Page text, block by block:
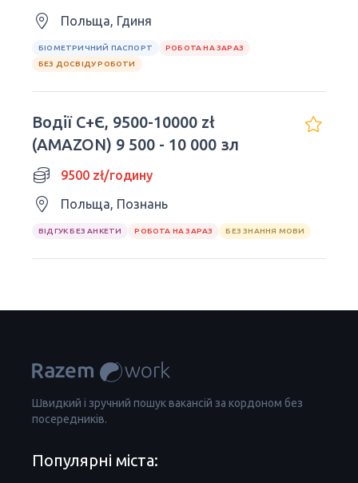
Польща, Гдиня
БІОМЕТРИЧНИЙ ПАСПОРТ
РОБОТА НА ЗАРАЗ
БЕЗ ДОСВІДУ РОБОТИ
Водiї С+Є, 9500-10000 zł
(AMAZON) 9 500 - 10 000 зл
9500 zł/годину
Польща, Познань
ВІДГУК БЕЗ АНКЕТИ РОБОТА НА ЗАРАЗ БЕЗ ЗНАННЯ МОВИ
Швидкий і зручний пошук вакансій за кордоном без
посередників.
Популярні міста: